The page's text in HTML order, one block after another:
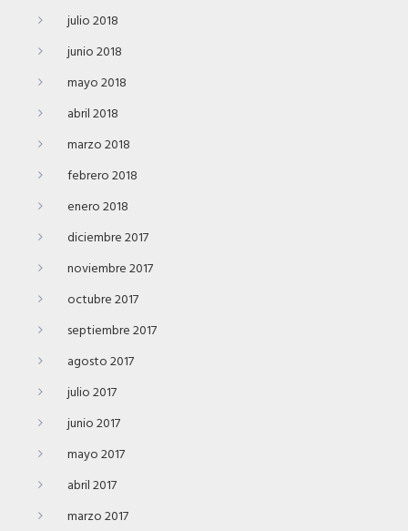
julio 2018
junio 2018
mayo 2018
abril 2018
marzo 2018
febrero 2018
enero 2018
diciembre 2017
noviembre 2017
octubre 2017
septiembre 2017
agosto 2017
julio 2017
junio 2017
mayo 2017
abril 2017
marzo 2017